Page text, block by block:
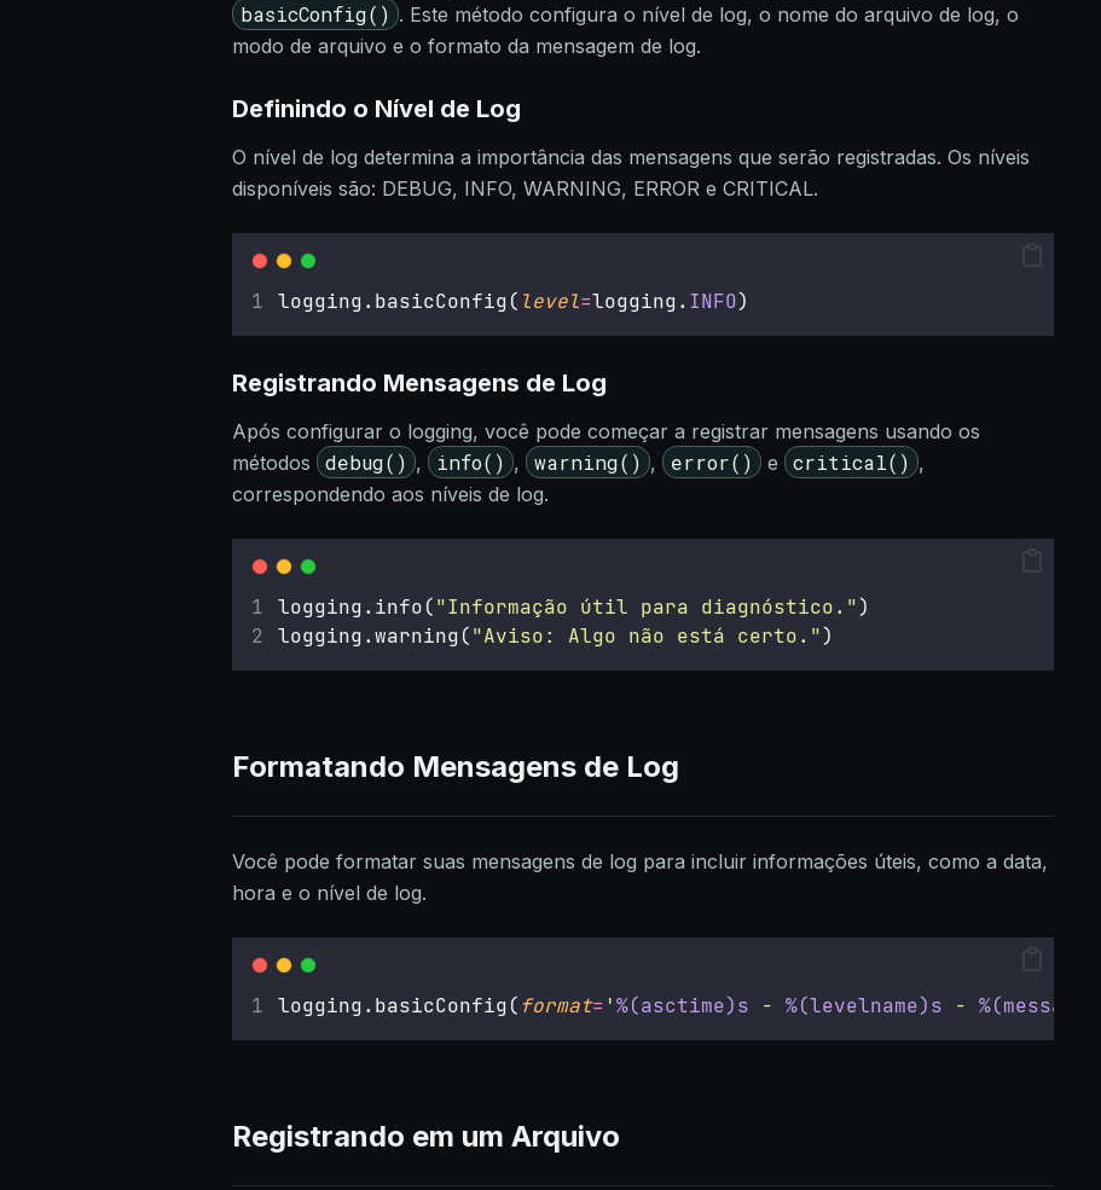
basicConfig() . Este método configura o nível de log, o nome do arquivo de log, o
modo de arquivo e o formato da mensagem de log.
Definindo o Nível de Log
O nível de log determina a importância das mensagens que serão registradas. Os níveis
disponíveis são: DEBUG, INFO, WARNING, ERROR e CRITICAL.
logging.basicConfig( level=logging. INFO)
Registrando Mensagens de Log
Após configurar o logging, você pode começar a registrar mensagens usando os
métodos
debug() , info() , warning() , error() e critical() ,
correspondendo aos níveis de log.
logging.info("Informação útil para diagnóstico. ")
logging.warning("Aviso: Algo não está certo. ")
Formatando Mensagens de Log
Você pode formatar suas mensagens de log para incluir informações úteis, como a data,
hora e o nível de log.
logging.basicConfig(format= '%(asctime)s - %(levelname)s - %(message)s
Registrando em um Arquivo